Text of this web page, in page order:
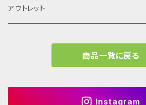
El Croquis
Typography
インフォグラフィック
家具
アウトレット
商品一覧に戻る
Instagram